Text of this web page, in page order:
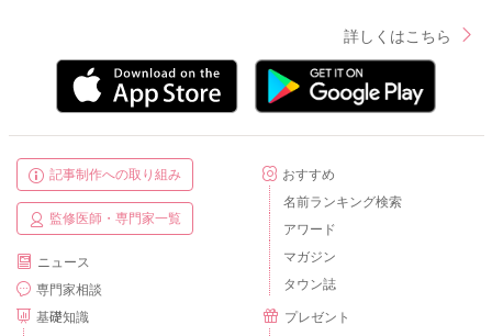
詳しくはこちら
記事制作への取り組み
監修医師・専門家一覧
ニュース
専門家相談
基礎知識
おすすめ
名前ランキング検索
アワード
マガジン
タウン誌
プレゼント